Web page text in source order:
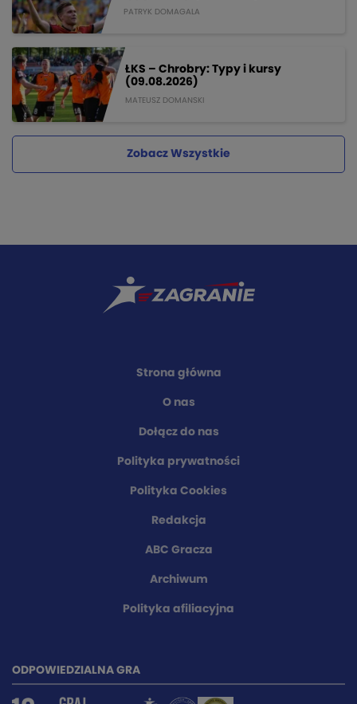
PATRYK DOMAGALA
ŁKS – Chrobry: Typy i kursy
(09.08.2026)
MATEUSZ DOMANSKI
Zobacz Wszystkie
Strona główna
O nas
Dołącz do nas
Polityka prywatności
Polityka Cookies
Redakcja
ABC Gracza
Archiwum
Polityka afiliacyjna
ODPOWIEDZIALNA GRA